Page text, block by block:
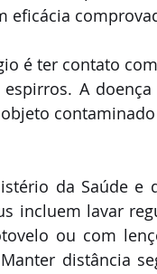
eficácia
é ter contato
A
da Saúde e
incluem lavar
ou com
distância